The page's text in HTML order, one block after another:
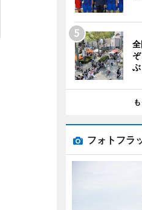
フォトフラ